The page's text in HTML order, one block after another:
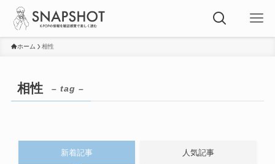
ホーム 相性
相性 – tag –
新着記事 人気記事